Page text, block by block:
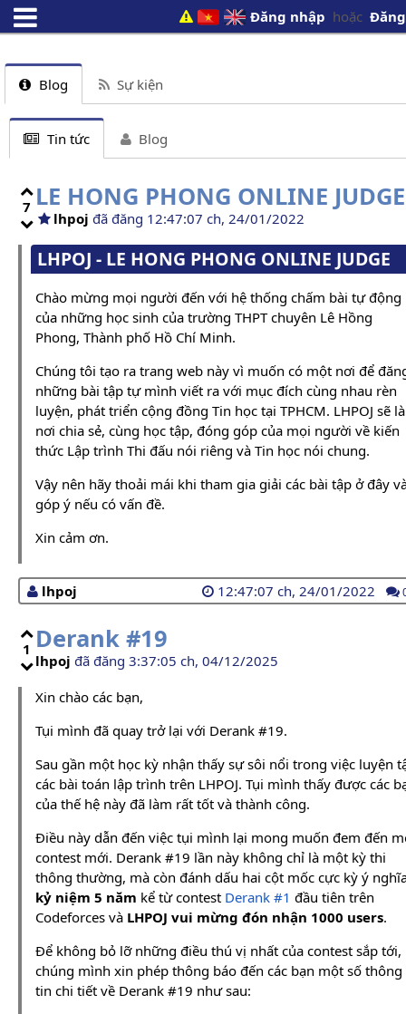
Đăng nhập hoặc
Blog Sự kiện
Tin tức Blog
7 LE HONG PHONG ONLINE JUDGE
lhpoj đã đăng 12:47:07 ch, 24/01/2022
LHPOJ - LE HONG PHONG ONLINE JUDGE
Chào mừng mọi người đến với hệ thống chấm bài tự động
của những học sinh của trường THPT chuyên Lê Hồng
Phong, Thành phố Hồ Chí Minh.
Chúng tôi tạo ra trang web này vì muốn có một nơi để
những bài tập tự mình viết ra với mục đích cùng nhau rèn
luyện, phát triển cộng đồng Tin học tại TPHCM. LHPOJ sẽ là
nơi chia sẻ, cùng học tập, đóng góp của mọi người về kiến
thức Lập trình Thi đấu nói riêng và Tin học nói chung.
Vậy nên hãy thoải mái khi tham gia giải các bài tập ở đây
góp ý nếu có vấn đề.
Xin cảm ơn.
lhpoj 12:47:07 ch, 24/01/2022
1 Derank #19
lhpoj đã đăng 3:37:05 ch, 04/12/2025
Xin chào các bạn,
Tụi mình đã quay trở lại với Derank #19.
Sau gần một học kỳ nhận thấy sự sôi nổi trong việc luyện
các bài toán lập trình trên LHPOJ. Tụi mình thấy được các
của thế hệ này đã làm rất tốt và thành công.
Điều này dẫn đến việc tụi mình lại mong muốn đem đến
contest mới. Derank #19 lần này không chỉ là một kỳ thi
thông thường, mà còn đánh dấu hai cột mốc cực kỳ ý
kỷ niệm 5 năm kể từ contest Derank #1 đầu tiên trên
Codeforces và LHPOJ vui mừng đón nhận 1000 users.
Để không bỏ lỡ những điều thú vị nhất của contest sắp tới,
chúng mình xin phép thông báo đến các bạn một số thông
tin chi tiết về Derank #19 như sau: